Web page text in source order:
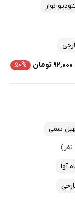
نوار
۹۲,۰۰۰ تومان ۵۰%
سمی
آوا